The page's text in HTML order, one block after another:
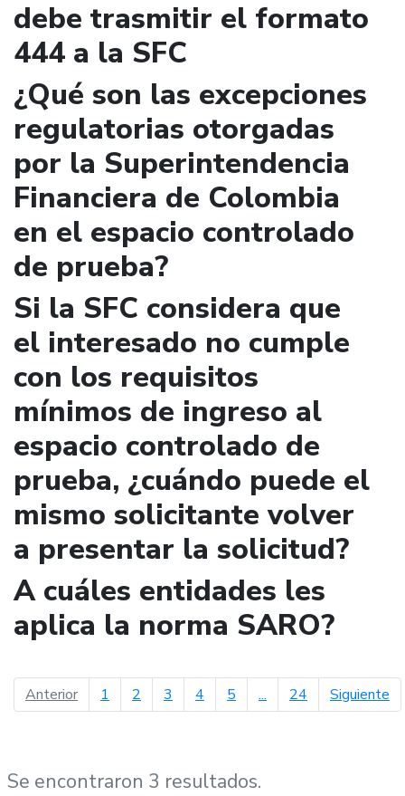
debe trasmitir el formato
444 a la SFC
¿Qué son las excepciones
regulatorias otorgadas
por la Superintendencia
Financiera de Colombia
en el espacio controlado
de prueba?
Si la SFC considera que
el interesado no cumple
con los requisitos
mínimos de ingreso al
espacio controlado de
prueba, ¿cuándo puede el
mismo solicitante volver
a presentar la solicitud?
A cuáles entidades les
aplica la norma SARO?
Anteriorpágina anterior
1 2 3 4 5 ... 24 Siguiente
Se encontraron 3 resultados.